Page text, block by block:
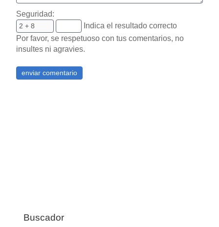
Seguridad:
Indica el resultado correcto
Por favor, se respetuoso con tus comentarios, no
insultes ni agravies.
Buscador